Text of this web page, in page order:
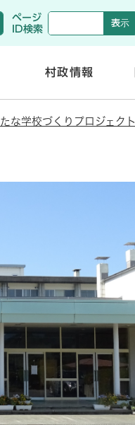
ページ
ID検索
村政情報
く
く
な学校づくりプロジェクト